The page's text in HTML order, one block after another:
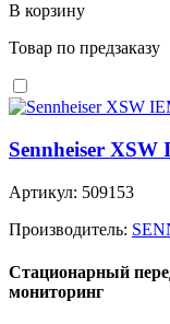
В корзину
Товар по предзаказу
Sennheiser XSW
Артикул: 509153
Производитель:
Стационарный
мониторинг